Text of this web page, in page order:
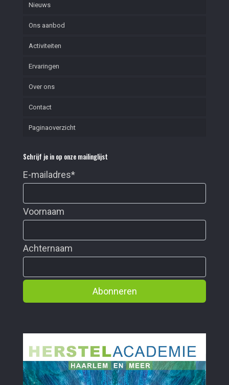
Nieuws
Ons aanbod
Activiteiten
Ervaringen
Over ons
Contact
Paginaoverzicht
Schrijf je in op onze mailinglijst
E-mailadres*
Voornaam
Achternaam
Abonneren